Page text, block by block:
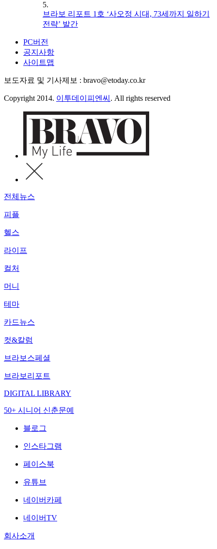
5.
브라보 리포트 1호 ‘사오정 시대, 73세까지 일하기
전략’ 발간
PC버전
공지사항
사이트맵
보도자료 및 기사제보 : bravo@etoday.co.kr
Copyright 2014. 이투데이피엔씨 . All rights reserved
전체뉴스
피플
헬스
라이프
컬처
머니
테마
카드뉴스
컷&칼럼
브라보스페셜
브라보리포트
DIGITAL LIBRARY
50+ 시니어 신춘문예
블로그
인스타그램
페이스북
유튜브
네이버카페
네이버TV
회사소개